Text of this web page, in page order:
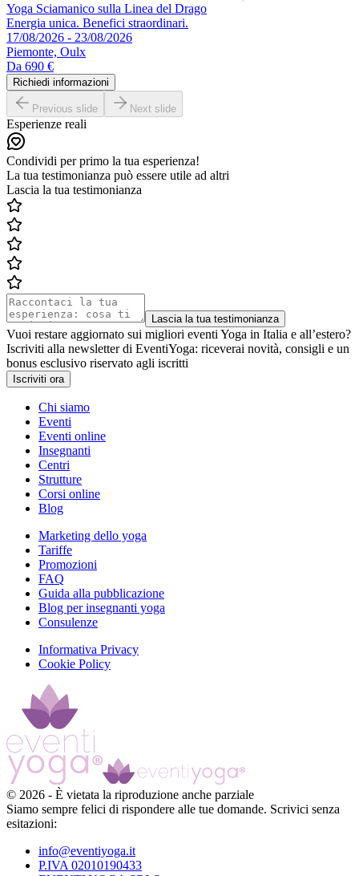
Yoga Sciamanico sulla Linea del Drago
Energia unica. Benefici straordinari.
17/08/2026 - 23/08/2026
Piemonte, Oulx
Da 690 €
Richiedi informazioni
Previous slide Next slide
Esperienze reali
Condividi per primo la tua esperienza!
La tua testimonianza può essere utile ad altri
Lascia la tua testimonianza
Lascia la tua testimonianza
Vuoi restare aggiornato sui migliori eventi Yoga in Italia e all’estero?
Iscriviti alla newsletter di EventiYoga: riceverai novità, consigli e un
bonus esclusivo riservato agli iscritti
Iscriviti ora
Chi siamo
Eventi
Eventi online
Insegnanti
Centri
Strutture
Corsi online
Blog
Marketing dello yoga
Tariffe
Promozioni
FAQ
Guida alla pubblicazione
Blog per insegnanti yoga
Consulenze
Informativa Privacy
Cookie Policy
© 2026 - È vietata la riproduzione anche parziale
Siamo sempre felici di rispondere alle tue domande. Scrivici senza
esitazioni:
info@eventiyoga.it
P.IVA 02010190433